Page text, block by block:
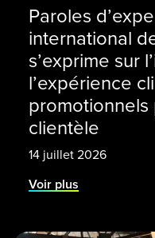
Paroles
international
s’exprime sur
l’expérience
clientèle
14 juillet 2026
Voir plus